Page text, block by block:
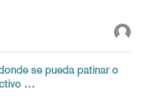
se pueda patinar o
…